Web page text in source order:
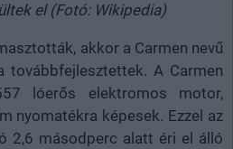
el (Fotó: Wikipedia)
akkor a Carmen nevű
továbbfejlesztettek. A Carmen
lóerős elektromos motor,
nyomatékra képesek. Ezzel az
2,6 másodperc alatt éri el álló